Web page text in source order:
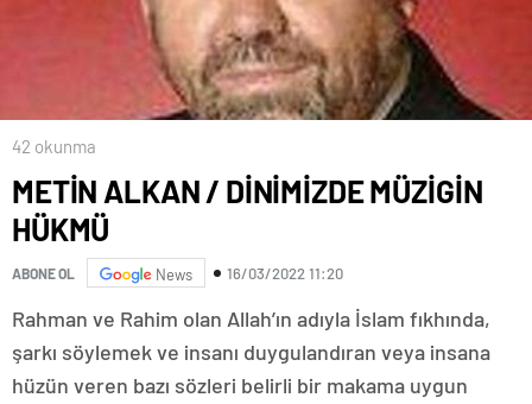
42 okunma
METİN ALKAN / DİNİMİZDE MÜZİGİN
HÜKMÜ
ABONE OL News 16/03/2022 11:20
Rahman ve Rahim olan Allah’ın adıyla İslam fıkhında,
şarkı söylemek ve insanı duygulandıran veya insana
hüzün veren bazı sözleri belirli bir makama uygun